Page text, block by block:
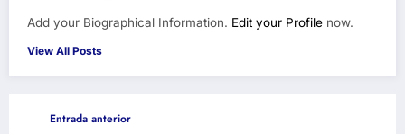
Add your Biographical Information. Edit your Profile now.
View All Posts
Entrada anterior